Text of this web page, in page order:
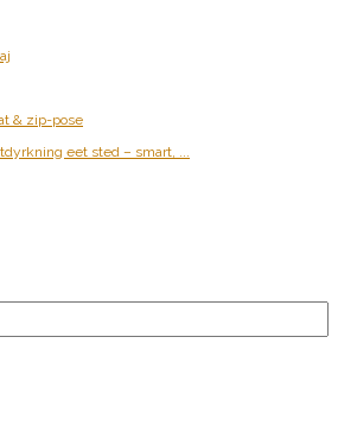
& zip-pose
eet sted – smart, ...